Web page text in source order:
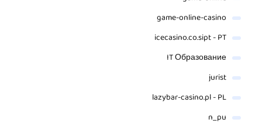
game-online-casino
icecasino.co.sipt - PT
IT Образование
jurist
lazybar-casino.pl - PL
n_pu